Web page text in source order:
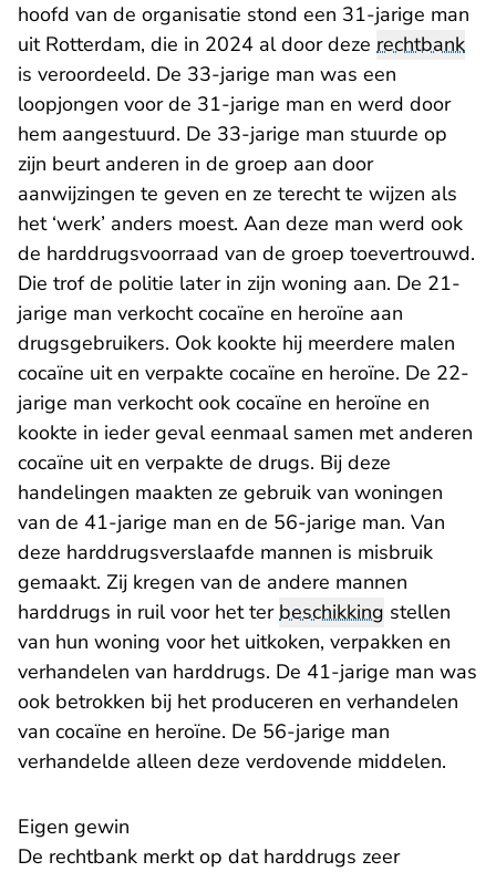
hoofd van de organisatie stond een 31-jarige man
uit Rotterdam, die in 2024 al door deze rechtbank
is veroordeeld. De 33-jarige man was een
loopjongen voor de 31-jarige man en werd door
hem aangestuurd. De 33-jarige man stuurde op
zijn beurt anderen in de groep aan door
aanwijzingen te geven en ze terecht te wijzen als
het ‘werk’ anders moest. Aan deze man werd ook
de harddrugsvoorraad van de groep toevertrouwd.
Die trof de politie later in zijn woning aan. De 21-
jarige man verkocht cocaïne en heroïne aan
drugsgebruikers. Ook kookte hij meerdere malen
cocaïne uit en verpakte cocaïne en heroïne. De 22-
jarige man verkocht ook cocaïne en heroïne en
kookte in ieder geval eenmaal samen met anderen
cocaïne uit en verpakte de drugs. Bij deze
handelingen maakten ze gebruik van woningen
van de 41-jarige man en de 56-jarige man. Van
deze harddrugsverslaafde mannen is misbruik
gemaakt. Zij kregen van de andere mannen
harddrugs in ruil voor het terbeschikking stellen
van hun woning voor het uitkoken, verpakken en
verhandelen van harddrugs. De 41-jarige man was
ook betrokken bij het produceren en verhandelen
van cocaïne en heroïne. De 56-jarige man
verhandelde alleen deze verdovende middelen.
Eigen gewin
De rechtbank merkt op dat harddrugs zeer